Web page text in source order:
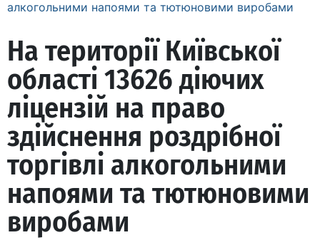
алкогольними напоями та тютюновими виробами
На території Київської
області 13626 діючих
ліцензій на право
здійснення роздрібної
торгівлі алкогольними
напоями та тютюновими
виробами